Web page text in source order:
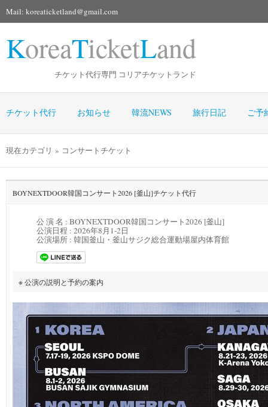
Mail: koreaticketland@gmail.com
KoreaTicketLand
チケット代行専門 コリアチケットランド
チケット代行 お知らせ 韓流NEWS 旅行日記 ご予
現在カテゴリ » コンサートチケット
BOYNEXTDOOR韓国コンサート2026 [釜山]チケット代行
公 演 名 : BOYNEXTDOOR韓国コンサート2026 [釜山]
公演日程 : 2026年8月1-2日
公演場所 : 韓国釜山・釜山サジク総合運動場屋内体育館
※ 公演の説明と予約の案内